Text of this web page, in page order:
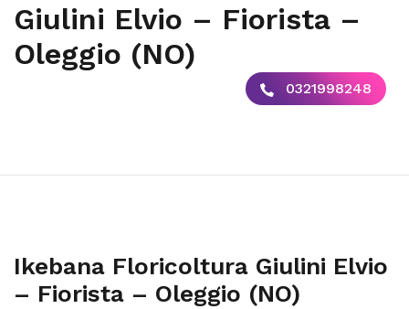
Giulini Elvio – Fiorista –
Oleggio (NO)
0321998248
Ikebana Floricoltura Giulini Elvio
– Fiorista – Oleggio (NO)